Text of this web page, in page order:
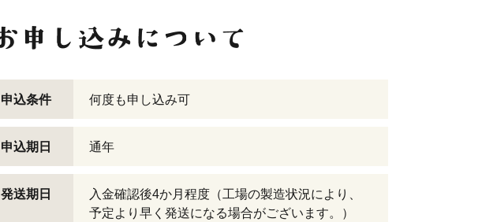
申込条件 何度も申し込み可
申込期日 通年
発送期日
入金確認後4か月程度（工場の製造状況により、
予定より早く発送になる場合がございます。）